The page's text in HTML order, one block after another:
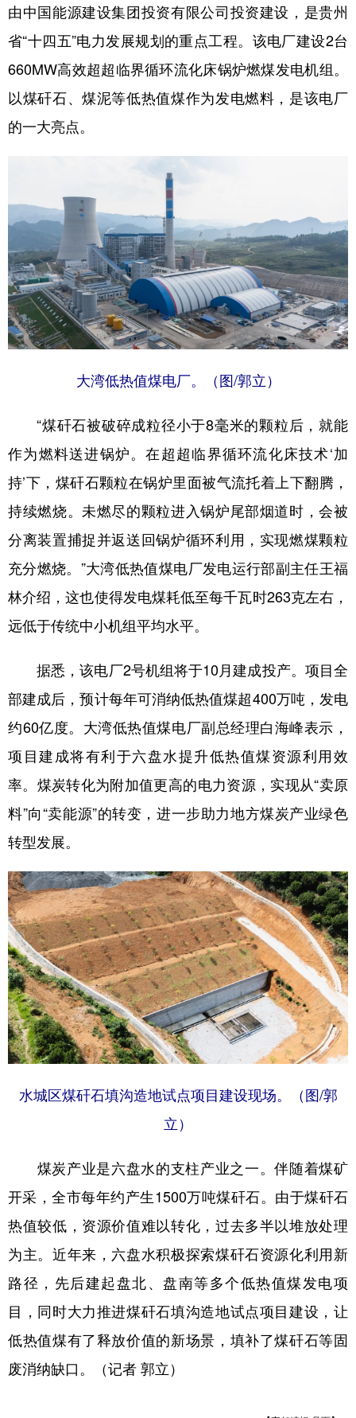
多语种频道
English Español Français عربى
Русский язык 日本語 한국어
Deutsch
由中国能源建设集团投资有限公司投资建设，是贵州
省“十四五”电力发展规划的重点工程。该电厂建设2台
660MW高效超超临界循环流化床锅炉燃煤发电机组。
以煤矸石、煤泥等低热值煤作为发电燃料，是该电厂
的一大亮点。
大湾低热值煤电厂。（图/郭立）
“煤矸石被破碎成粒径小于8毫米的颗粒后，就能
作为燃料送进锅炉。在超超临界循环流化床技术‘加
持’下，煤矸石颗粒在锅炉里面被气流托着上下翻腾，
持续燃烧。未燃尽的颗粒进入锅炉尾部烟道时，会被
分离装置捕捉并返送回锅炉循环利用，实现燃煤颗粒
充分燃烧。”大湾低热值煤电厂发电运行部副主任王福
林介绍，这也使得发电煤耗低至每千瓦时263克左右，
远低于传统中小机组平均水平。
据悉，该电厂2号机组将于10月建成投产。项目全
部建成后，预计每年可消纳低热值煤超400万吨，发电
约60亿度。大湾低热值煤电厂副总经理白海峰表示，
项目建成将有利于六盘水提升低热值煤资源利用效
率。煤炭转化为附加值更高的电力资源，实现从“卖原
料”向“卖能源”的转变，进一步助力地方煤炭产业绿色
转型发展。
水城区煤矸石填沟造地试点项目建设现场。（图/郭
立）
煤炭产业是六盘水的支柱产业之一。伴随着煤矿
开采，全市每年约产生1500万吨煤矸石。由于煤矸石
热值较低，资源价值难以转化，过去多半以堆放处理
为主。近年来，六盘水积极探索煤矸石资源化利用新
路径，先后建起盘北、盘南等多个低热值煤发电项
目，同时大力推进煤矸石填沟造地试点项目建设，让
低热值煤有了释放价值的新场景，填补了煤矸石等固
废消纳缺口。（记者 郭立）